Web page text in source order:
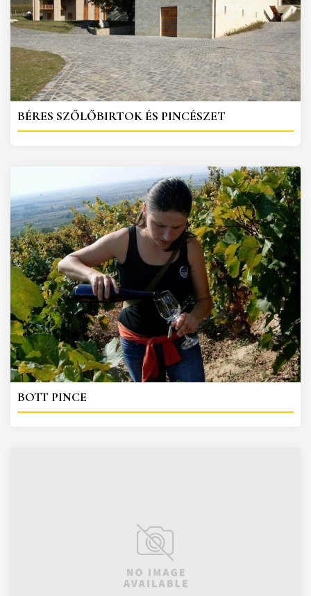
BÉRES SZŐLŐBIRTOK ÉS PINCÉSZET
BOTT PINCE